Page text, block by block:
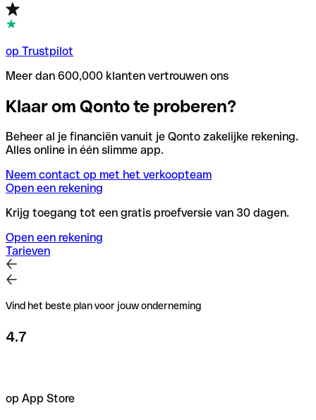
op Trustpilot
Meer dan 600,000 klanten vertrouwen ons
Klaar om Qonto te proberen?
Beheer al je financiën vanuit je Qonto zakelijke rekening.
Alles online in één slimme app.
Neem contact op met het verkoopteam
Open een rekening
Krijg toegang tot een gratis proefversie van 30 dagen.
Open een rekening
Tarieven
Vind het beste plan voor jouw onderneming
4.7
op App Store